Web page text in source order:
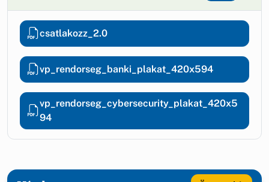
csatlakozz_2.0
vp_rendorseg_banki_plakat_420x594
vp_rendorseg_cybersecurity_plakat_420x5
94